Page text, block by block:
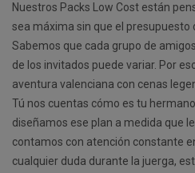
Nuestros Packs Low Cost están
sea máxima sin que el presupuesto
Sabemos que cada grupo de
de los invitados puede variar. Por
aventura valenciana con cenas
Tú nos cuentas cómo es tu
diseñamos ese plan a medida que
contamos con atención constante
cualquier duda durante la juerga,